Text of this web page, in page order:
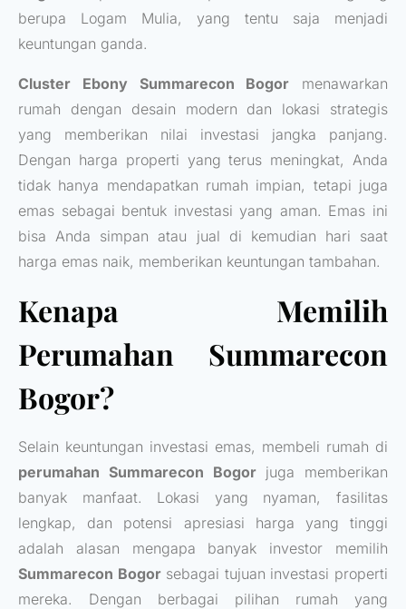
berupa Logam Mulia, yang tentu saja menjadi
keuntungan ganda.
Cluster Ebony Summarecon Bogor menawarkan
rumah dengan desain modern dan lokasi strategis
yang memberikan nilai investasi jangka panjang.
Dengan harga properti yang terus meningkat, Anda
tidak hanya mendapatkan rumah impian, tetapi juga
emas sebagai bentuk investasi yang aman. Emas ini
bisa Anda simpan atau jual di kemudian hari saat
harga emas naik, memberikan keuntungan tambahan.
Kenapa Memilih
Perumahan Summarecon
Bogor?
Selain keuntungan investasi emas, membeli rumah di
perumahan Summarecon Bogorjuga memberikan
banyak manfaat. Lokasi yang nyaman, fasilitas
lengkap, dan potensi apresiasi harga yang tinggi
adalah alasan mengapa banyak investor memilih
Summarecon Bogorsebagai tujuan investasi properti
mereka. Dengan berbagai pilihan rumah yang